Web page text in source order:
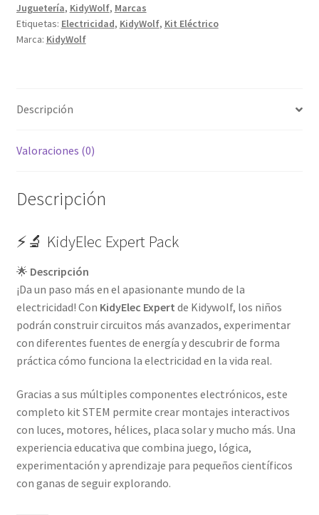
Juguetería, KidyWolf, Marcas
Etiquetas: Electricidad, KidyWolf, Kit Eléctrico
Marca: KidyWolf
Descripción
Valoraciones (0)
Descripción
⚡🔬 KidyElec Expert Pack
🌟 Descripción
¡Da un paso más en el apasionante mundo de la
electricidad! Con KidyElec Expert de Kidywolf, los niños
podrán construir circuitos más avanzados, experimentar
con diferentes fuentes de energía y descubrir de forma
práctica cómo funciona la electricidad en la vida real.
Gracias a sus múltiples componentes electrónicos, este
completo kit STEM permite crear montajes interactivos
con luces, motores, hélices, placa solar y mucho más. Una
experiencia educativa que combina juego, lógica,
experimentación y aprendizaje para pequeños científicos
con ganas de seguir explorando.